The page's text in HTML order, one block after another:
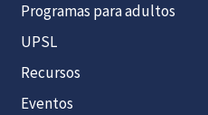
Programas para adultos
UPSL
Recursos
Eventos